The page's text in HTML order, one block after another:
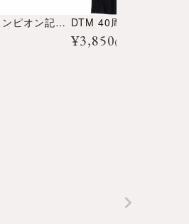
【2024GT】チャンピオン記念フォト＆アクリルフレーム
¥3,850(税込)